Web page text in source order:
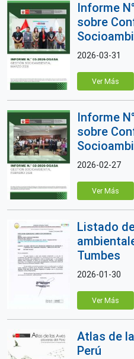
Informe
sobre
2026-03-31
Ver Más
Informe
sobre
2026-02-27
Ver Más
Listado
Tumbes
2026-01-30
Ver Más
Atlas de
Perú